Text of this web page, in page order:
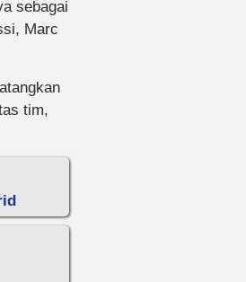
sebagai
Marc
tim,